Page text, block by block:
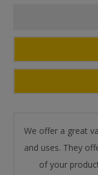
We offer a great
and uses. They
of your